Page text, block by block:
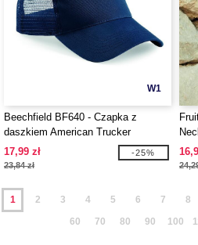
W1
Beechfield BF640 - Czapka z
daszkiem American Trucker
17,99 zł
23,84 zł
-25%
1 2 3 4 5 6 7 8
60
70 80 90 100